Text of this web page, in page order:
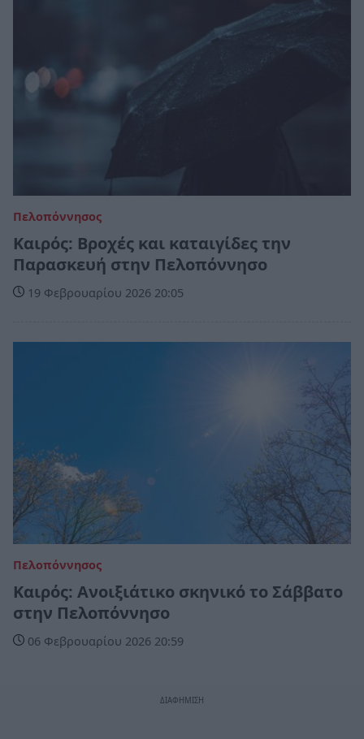
Πελοπόννησος
Καιρός: Βροχές και καταιγίδες την
Παρασκευή στην Πελοπόννησο
19 Φεβρουαρίου 2026 20:05
Πελοπόννησος
Καιρός: Ανοιξιάτικο σκηνικό το Σάββατο
στην Πελοπόννησο
06 Φεβρουαρίου 2026 20:59